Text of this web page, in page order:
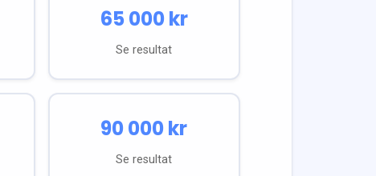
65 000kr
Se resultat
90 000kr
Se resultat